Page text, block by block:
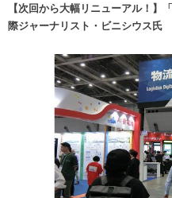
【次回から大幅リニューアル！
際ジャーナリスト・ビニシウス氏